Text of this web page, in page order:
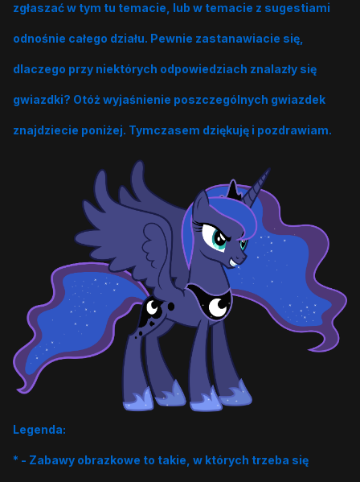
zgłaszać w tym tu temacie, lub w temacie z sugestiami
odnośnie całego działu. Pewnie zastanawiacie się,
dlaczego przy niektórych odpowiedziach znalazły się
gwiazdki? Otóż wyjaśnienie poszczególnych gwiazdek
znajdziecie poniżej. Tymczasem dziękuję i pozdrawiam.
Legenda:
* - Zabawy obrazkowe to takie, w których trzeba się